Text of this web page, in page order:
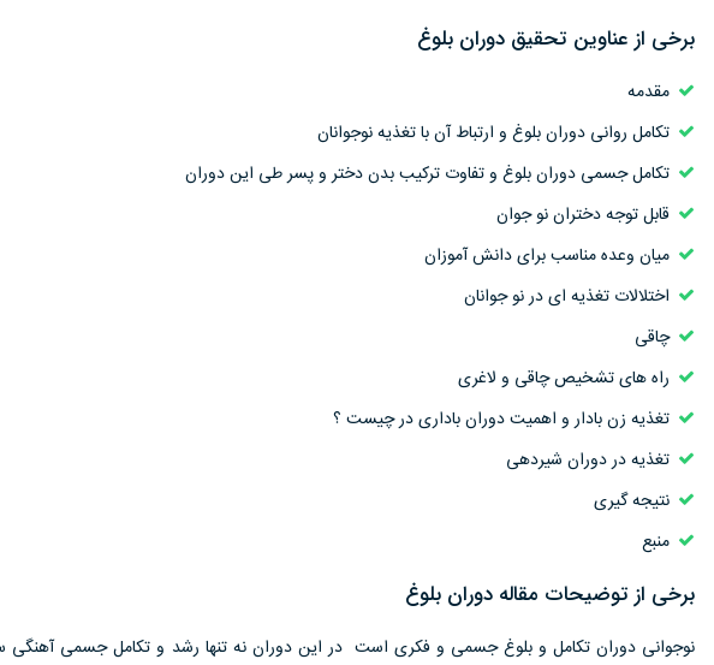
برخی از عناوین تحقیق دوران بلوغ
مقدمه
تکامل روانی دوران بلوغ و ارتباط آن با تغذیه نوجوانان
تکامل جسمی دوران بلوغ و تفاوت ترکیب بدن دختر و پسر طی این دوران
قابل توجه دختران نو جوان
میان وعده مناسب برای دانش آموزان
اختلالات تغذیه ای در نو جوانان
چاقی
راه های تشخیص چاقی و لاغری
تغذیه زن بادار و اهمیت دوران باداری در چیست ؟
تغذیه در دوران شیردهی
نتیجه گیری
منبع
برخی از توضیحات مقاله دوران بلوغ
نوجوانی دوران تکامل و بلوغ جسمی و فکری است در این دوران نه تنها رشد و تکامل جسمی آهنگی